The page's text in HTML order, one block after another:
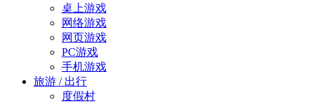
桌上游戏
网络游戏
网页游戏
PC游戏
手机游戏
旅游 / 出行
度假村